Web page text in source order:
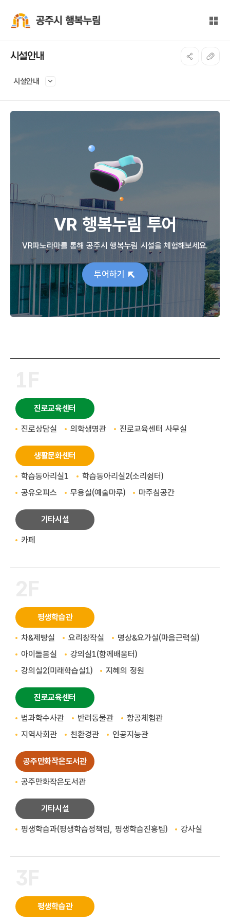
전체
시설안내
시설안내
VR 행복누림 투어
VR파노라마를 통해 공주시 행복누림 시설을 체험해보세요.
투어하기
진로교육센터
진로상담실 의학생명관 진로교육센터 사무실
생활문화센터
학습동아리실1
학습동아리실2(소리쉼터)
공유오피스
무용실(예술마루) 마주침공간
기타시설
카페
평생학습관
차&제빵실 요리창작실
명상&요가실(마음근력실)
아이돌봄실
강의실1(함께배움터)
강의실2(미래학습실1)
지혜의 정원
진로교육센터
법과학수사관 반려동물관
항공체험관
지역사회관
친환경관 인공지능관
공주만화작은도서관
공주만화작은도서관
기타시설
평생학습과(평생학습정책팀, 평생학습진흥팀) 강사실
평생학습관